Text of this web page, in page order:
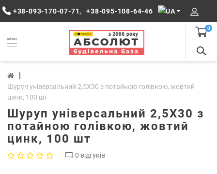
+38-093-170-07-71, +38-095-108-64-46
MENU
0
Шуруп універсальний 2,5Х30 з потайною голівкою, жовтий
цинк, 100 шт
Шуруп універсальний 2,5Х30 з
потайною голівкою, жовтий
цинк, 100 шт
0 відгуків